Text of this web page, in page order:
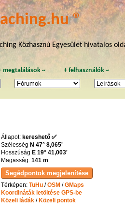
®
Közhasznú Egyesület hivatalos
megtalálások~ +felhasználók ~
Állapot: kereshető ✅
Szélesség N 47° 8,065'
Hosszúság E 19° 41,003'
Magasság: 141 m
Térképen: TuHu/OSM /GMaps
Koordináták letöltése GPS-be
Közeli ládák/ Közeli pontok